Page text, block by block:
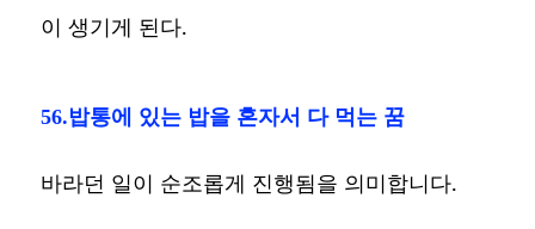
이 생기게 된다.
56.밥통에 있는 밥을 혼자서 다 먹는 꿈
바라던 일이 순조롭게 진행됨을 의미합니다.